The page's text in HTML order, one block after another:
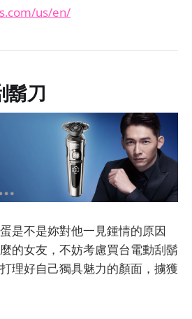
us/en/
鬍刀
是不是妳對他一見鍾情的原因
的女友，不妨考慮買台電動刮鬍
理好自己獨具魅力的顏面，擄獲